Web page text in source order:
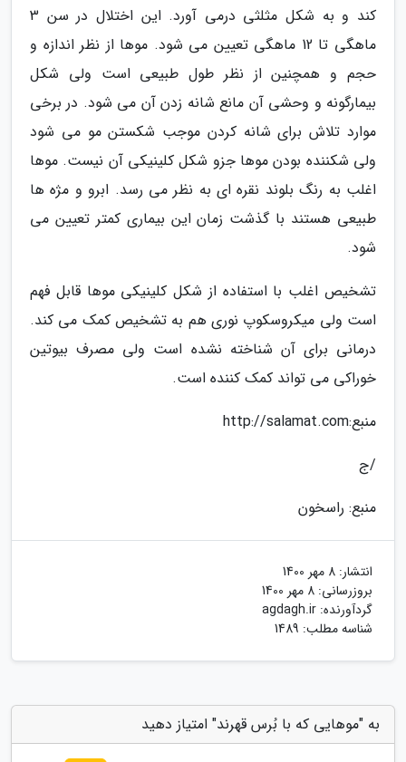
کند و به شکل مثلثی درمی آورد. این اختلال در سن 3
ماهگی تا 12 ماهگی تعیین می شود. موها از نظر اندازه و
حجم و همچنین از نظر طول طبیعی است ولی شکل
بیمارگونه و وحشی آن مانع شانه زدن آن می شود. در برخی
موارد تلاش برای شانه کردن موجب شکستن مو می شود
ولی شکننده بودن موها جزو شکل کلینیکی آن نیست. موها
اغلب به رنگ بلوند نقره ای به نظر می رسد. ابرو و مژه ها
طبیعی هستند با گذشت زمان این بیماری کمتر تعیین می
شود.
تشخیص اغلب با استفاده از شکل کلینیکی موها قابل فهم
است ولی میکروسکوپ نوری هم به تشخیص کمک می کند.
درمانی برای آن شناخته نشده است ولی مصرف بیوتین
خوراکی می تواند کمک کننده است.
منبع:http://salamat.com
/ج
منبع: راسخون
انتشار: 8 مهر 1400
بروزرسانی: 8 مهر 1400
گردآورنده: agdagh.ir
شناسه مطلب: 1489
به "موهایی که با بُرس قهرند" امتیاز دهید